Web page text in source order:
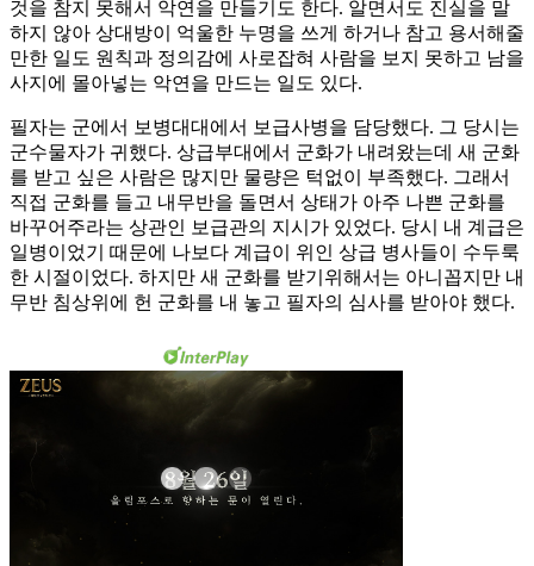
것을 참지 못해서 악연을 만들기도 한다. 알면서도 진실을 말
하지 않아 상대방이 억울한 누명을 쓰게 하거나 참고 용서해줄
만한 일도 원칙과 정의감에 사로잡혀 사람을 보지 못하고 남을
사지에 몰아넣는 악연을 만드는 일도 있다.
필자는 군에서 보병대대에서 보급사병을 담당했다. 그 당시는
군수물자가 귀했다. 상급부대에서 군화가 내려왔는데 새 군화
를 받고 싶은 사람은 많지만 물량은 턱없이 부족했다. 그래서
직접 군화를 들고 내무반을 돌면서 상태가 아주 나쁜 군화를
바꾸어주라는 상관인 보급관의 지시가 있었다. 당시 내 계급은
일병이었기 때문에 나보다 계급이 위인 상급 병사들이 수두룩
한 시절이었다. 하지만 새 군화를 받기위해서는 아니꼽지만 내
무반 침상위에 헌 군화를 내 놓고 필자의 심사를 받아야 했다.